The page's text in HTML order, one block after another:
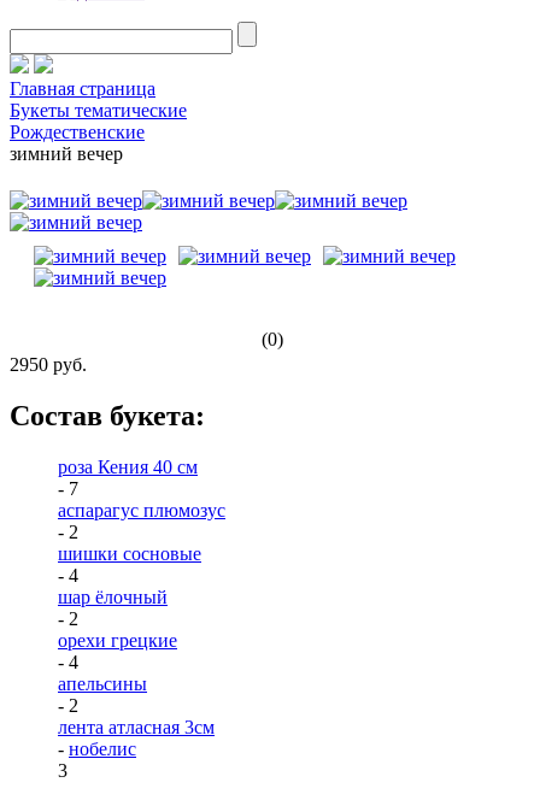
Главная страница
Букеты тематические
Рождественские
зимний вечер
(0)
2950 руб.
Состав букета:
роза Кения 40 см
- 7
аспарагус плюмозус
- 2
шишки сосновые
- 4
шар ёлочный
- 2
орехи грецкие
- 4
апельсины
- 2
лента атласная 3см
- нобелис
3